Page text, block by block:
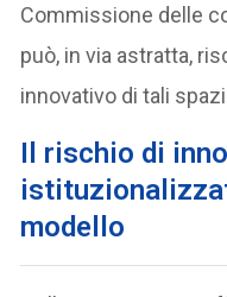
Commissione delle
può, in via astratta,
innovativo di tali
Il rischio di
modello